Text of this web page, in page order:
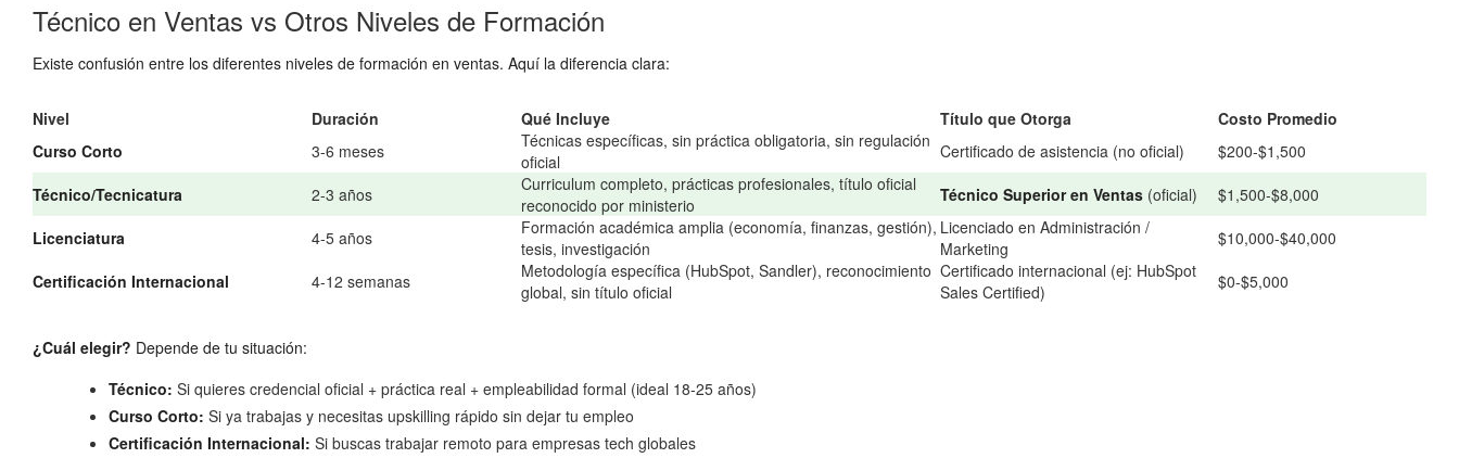
Técnico en Ventas vs Otros Niveles de Formación
Existe confusión entre los diferentes niveles de formación en ventas. Aquí la diferencia clara:
Nivel Duración Qué Incluye Título que Otorga
Costo Promedio
Curso Corto
3-6 meses
Técnicas específicas, sin práctica obligatoria, sin regulación
oficial
Certificado de asistencia (no oficial)
$200-$1,500
Técnico/Tecnicatura
2-3 años
Curriculum completo, prácticas profesionales, título oficial
reconocido por ministerio
Técnico Superior en Ventas (oficial)
$1,500-$8,000
Licenciatura
4-5 años
Formación académica amplia (economía, finanzas, gestión),
tesis, investigación
Licenciado en Administración /
Marketing
$10,000-$40,000
Certificación Internacional
4-12 semanas
Metodología específica (HubSpot, Sandler), reconocimiento
global, sin título oficial
Certificado internacional (ej: HubSpot
Sales Certified)
$0-$5,000
¿Cuál elegir? Depende de tu situación:
Técnico: Si quieres credencial oficial + práctica real + empleabilidad formal (ideal 18-25 años)
Curso Corto: Si ya trabajas y necesitas upskilling rápido sin dejar tu empleo
Certificación Internacional: Si buscas trabajar remoto para empresas tech globales